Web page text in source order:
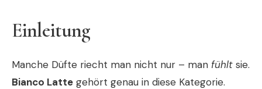
Einleitung
Manche Düfte riecht man nicht nur – man fühlt sie.
Bianco Latte gehört genau in diese Kategorie.